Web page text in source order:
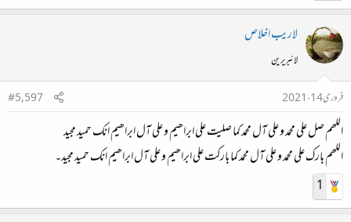
لاريب اخلاص
لائبریرین
فروری 14، 2021
#5,597
اللھم صل علی محمد و علی آل محمد کما صلیت علی ابراھیم و علی آل ابراھیم انك حمید مجید
اللھم بارك علی محمد و علی آل محمد کما بارکت علی ابراھیم و علی آل ابراھیم انك حمید مجید۔
1